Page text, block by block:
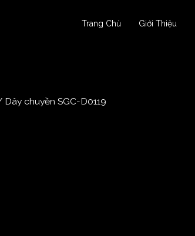
Trang Chủ Giới Thiệu
chuyền SGC-D0119